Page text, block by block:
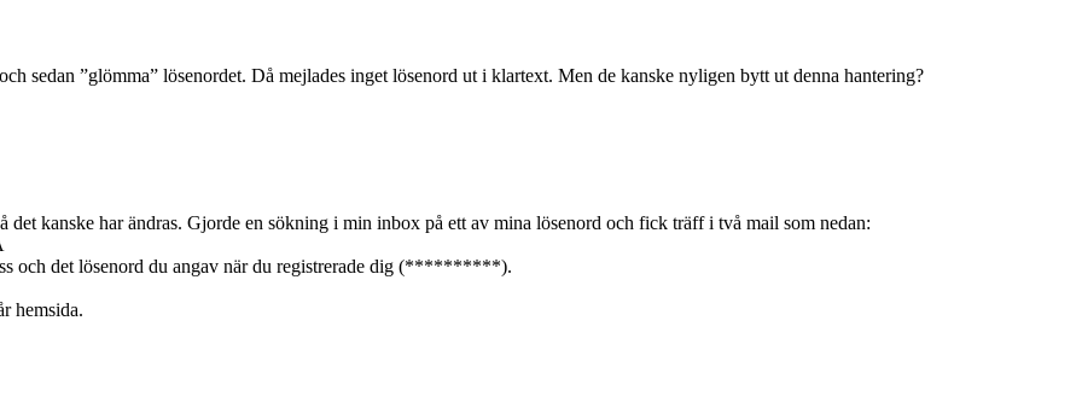
sedan ”glömma” lösenordet. Då mejlades inget lösenord ut i klartext. Men de kanske nyligen bytt ut denna hantering?
det kanske har ändras. Gjorde en sökning i min inbox på ett av mina lösenord och fick träff i två mail som nedan:
och det lösenord du angav när du registrerade dig (**********).
hemsida.